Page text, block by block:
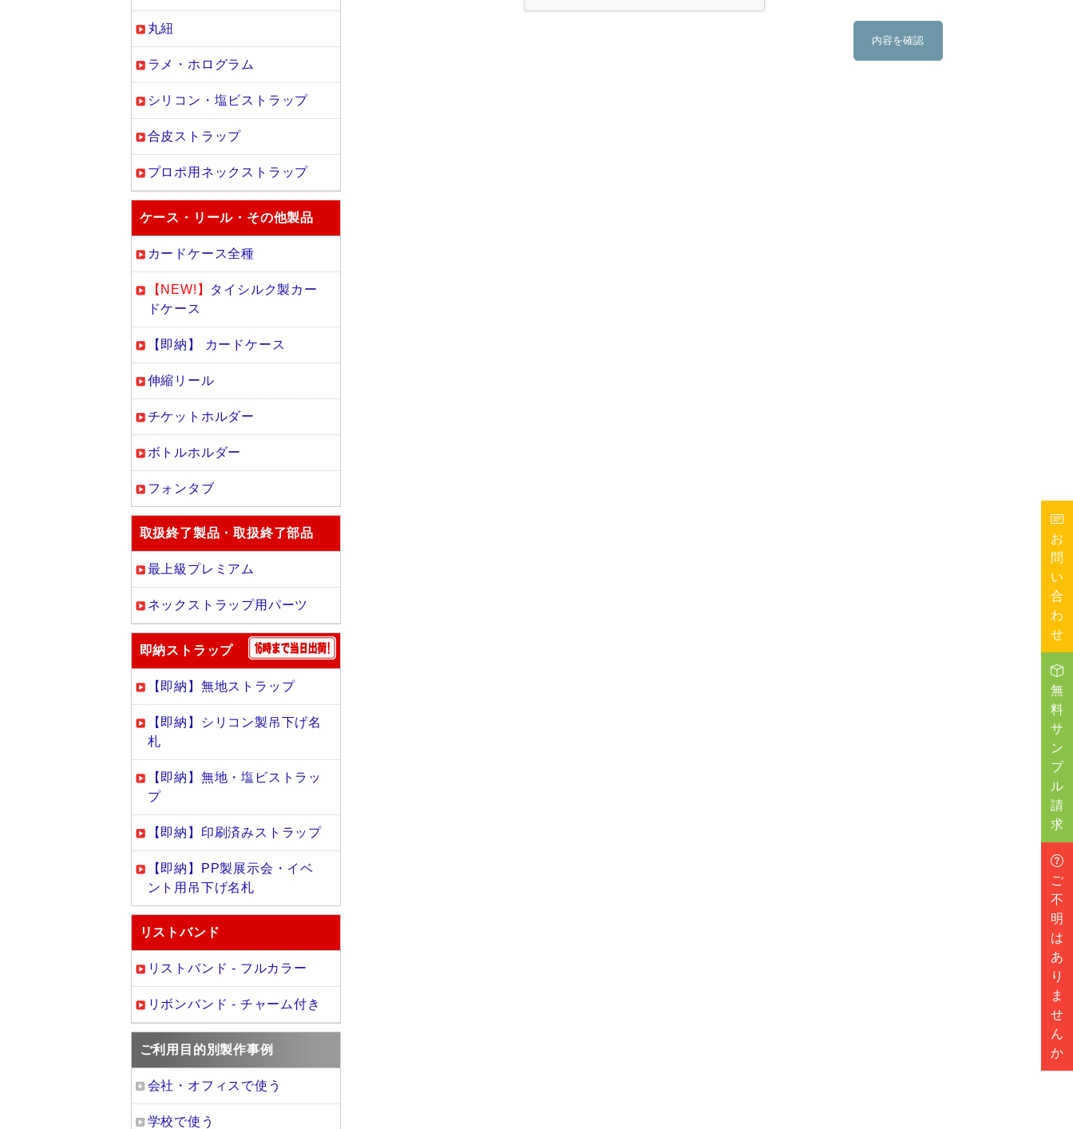
丸紐
ラメ・ホログラム
シリコン・塩ビストラップ
合皮ストラップ
プロポ用ネックストラップ
ケース・リール・その他製品
カードケース全種
【NEW!】 タイシルク製カー
ドケース
【即納】 カードケース
伸縮リール
チケットホルダー
ボトルホルダー
フォンタブ
取扱終了製品・取扱終了部品
最上級プレミアム
ネックストラップ用パーツ
即納ストラップ
【即納】無地ストラップ
【即納】シリコン製吊下げ名
札
【即納】無地・塩ビストラッ
プ
【即納】印刷済みストラップ
【即納】PP製展示会・イベ
ント用吊下げ名札
リストバンド
リストバンド - フルカラー
リボンバンド - チャーム付き
ご利用目的別製作事例
会社・オフィスで使う
学校で使う
お
問
い
合
わ
せ
無
料
サ
ン
プ
ル
請
求
ご
不
明
は
あ
り
ま
せ
ん
か